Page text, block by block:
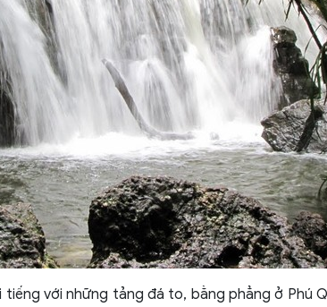
tiếng với những tảng đá to, bằng phẳng ở Phú